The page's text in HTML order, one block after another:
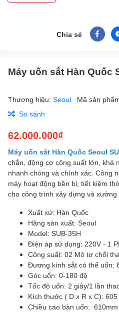
Chia sẻ
Máy uốn sắt Hàn Quốc
Thương hiệu: Seoul Mã sản
So sánh
62.000.000₫
Máy uốn sắt Hàn Quốc Seoul
chắn, động cơ công suất lớn, khả
nhanh chóng và chính xác. Công
máy hoạt động bền bỉ, tiết kiệm
cho công trình xây dựng và xưởng
Xuất xứ: Hàn Quốc
Hãng sản xuất: Seoul
Model: SUB-35H
Điện áp sử dụng: 220V - 1
Công suất: 02 Mô tơ chổi
Đương kính sắt có thể uốn:
Góc uốn: 0-180 độ
Tốc độ uốn: 2 giây/1 lần
Kích thước ( D x R x C):
Chiều cao bàn uốn: 610mm